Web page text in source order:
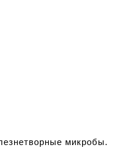
микробы.